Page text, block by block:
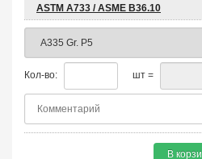
ASTM A733 / ASME B36.10
Кол-во: шт =
В